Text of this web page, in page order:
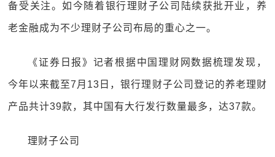
备受关注。如今随着银行理财子公司陆续获批开业，养
老金融成为不少理财子公司布局的重心之一。
《证券日报》记者根据中国理财网数据梳理发现，
今年以来截至7月13日，银行理财子公司登记的养老理财
产品共计39款，其中国有大行发行数量最多，达37款。
理财子公司